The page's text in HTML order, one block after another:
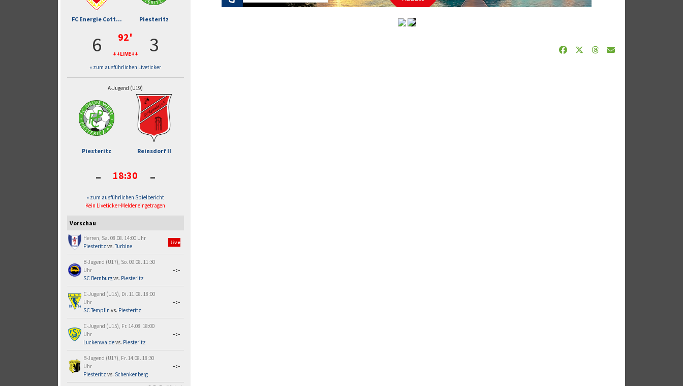
FC Energie Cott... Piesteritz
6 92'
++LIVE++ 3
» zum ausführlichen Liveticker
A-Jugend (U19)
Piesteritz Reinsdorf II
- 18:30 -
» zum ausführlichen Spielbericht
Kein Liveticker-Melder eingetragen
Vorschau
Herren, Sa. 08.08. 14:00 Uhr
Piesteritz vs.Turbine
live
B-Jugend (U17), So. 09.08. 11:30
Uhr
SC Bernburgvs. Piesteritz
-:-
C-Jugend (U15), Di. 11.08. 18:00
Uhr
SC Templin vs. Piesteritz
-:-
C-Jugend (U15), Fr. 14.08. 18:00
Uhr
Luckenwaldevs. Piesteritz
-:-
B-Jugend (U17), Fr. 14.08. 18:30
Uhr
Piesteritz vs. Schenkenberg
-:-